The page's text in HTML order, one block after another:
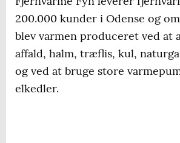
200.000 kunder i Odense og
blev varmen produceret ved at
affald, halm, træflis, kul,
og ved at bruge store
elkedler.